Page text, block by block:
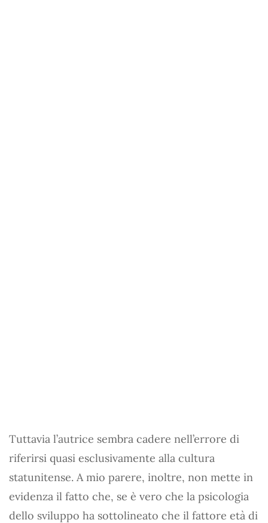
Tuttavia l’autrice sembra cadere nell’errore di
riferirsi quasi esclusivamente alla cultura
statunitense. A mio parere, inoltre, non mette in
evidenza il fatto che, se è vero che la psicologia
dello sviluppo ha sottolineato che il fattore età di